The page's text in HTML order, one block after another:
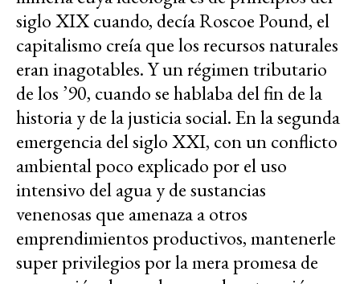
siglo XIX cuando, decía Roscoe Pound, el
capitalismo creía que los recursos naturales
eran inagotables. Y un régimen tributario
de los ’90, cuando se hablaba del fin de la
historia y de la justicia social. En la segunda
emergencia del siglo XXI, con un conflicto
ambiental poco explicado por el uso
intensivo del agua y de sustancias
venenosas que amenaza a otros
emprendimientos productivos, mantenerle
super privilegios por la mera promesa de